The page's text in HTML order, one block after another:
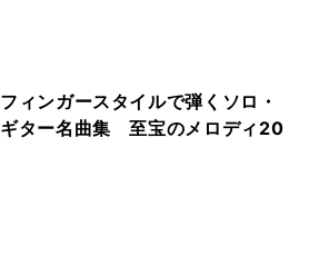
フィンガースタイルで弾くソロ・
ギター名曲集 至宝のメロディ20